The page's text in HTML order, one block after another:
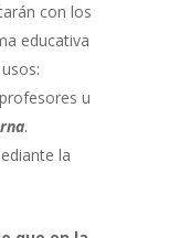
con los
educativa
u
.
la